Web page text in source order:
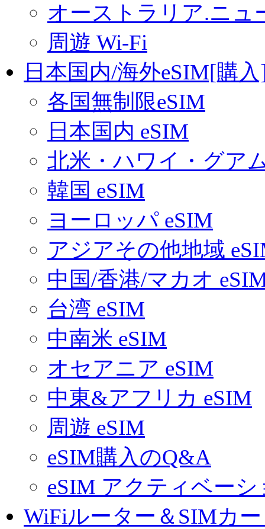
オーストラリア.ニュ
周遊 Wi-Fi
日本国内/海外eSIM[購
各国無制限eSIM
日本国内 eSIM
北米・ハワイ・グア
韓国 eSIM
ヨーロッパ eSIM
アジアその他地域
中国/香港/マカオ
台湾 eSIM
中南米 eSIM
オセアニア eSIM
中東&アフリカ eSIM
周遊 eSIM
eSIM購入のQ&A
eSIM アクティベー
WiFiルーター＆SIMカ